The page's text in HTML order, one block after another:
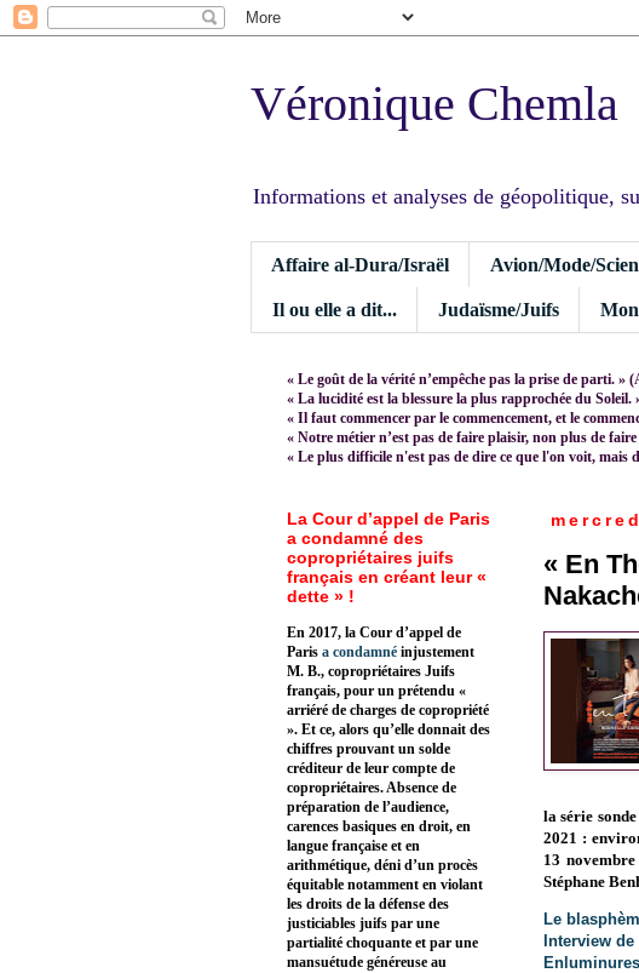
Véronique Chemla
Informations et analyses de géopolitique,
Affaire al-Dura/Israël Avion/Mode/
Il ou elle a dit... Judaïsme/Juifs
« Le goût de la vérité n’empêche pas la prise de parti. »
« La lucidité est la blessure la plus rapprochée du Soleil.
« Il faut commencer par le commencement, et le
« Notre métier n’est pas de faire plaisir, non plus de
« Le plus difficile n'est pas de dire ce que l'on voit, mais
« En
la série
2021 :
13
Stéphane
Le
Interview
La Cour d’appel de Paris
a condamné des
copropriétaires juifs
français en créant leur «
dette » !
En 2017, la Cour d’appel de
Paris a condamné injustement
M. B., copropriétaires Juifs
français, pour un prétendu «
arriéré de charges de copropriété
». Et ce, alors qu’elle donnait des
chiffres prouvant un solde
créditeur de leur compte de
copropriétaires. Absence de
préparation de l’audience,
carences basiques en droit, en
langue française et en
arithmétique, déni d’un procès
équitable notamment en violant
les droits de la défense des
justiciables juifs par une
partialité choquante et par une
mansuétude généreuse au